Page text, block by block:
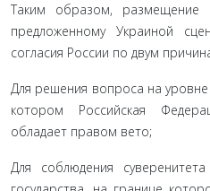
Таким образом, размещение
предложенному Украиной
согла­сия России по двум
Для решения вопроса на
котором Российская
обладает правом вето;
Для соблюдения